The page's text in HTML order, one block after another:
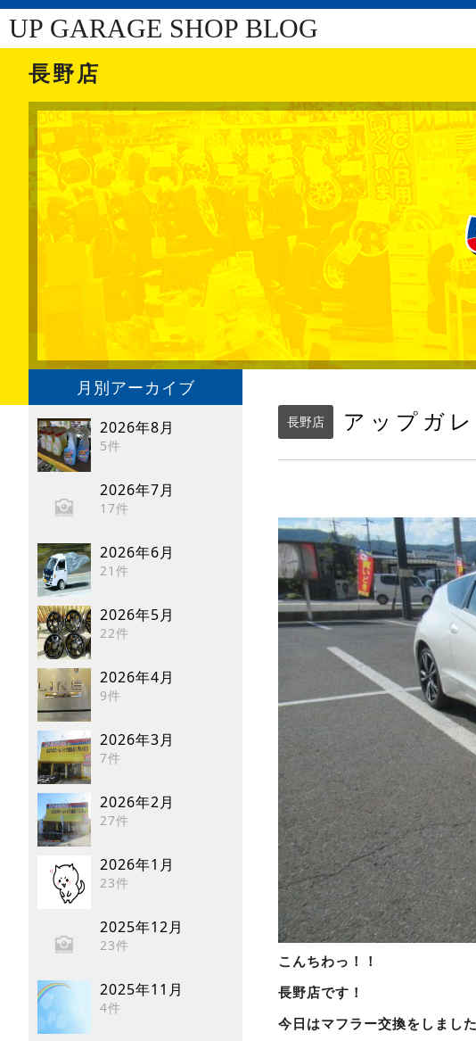
UP GARAGE SHOP BLOG
長野店
月別アーカイブ
2026年8月
5件
2026年7月
17件
2026年6月
21件
2026年5月
22件
2026年4月
9件
2026年3月
7件
2026年2月
27件
2026年1月
23件
2025年12月
23件
2025年11月
4件
長野店 アップガ
こんちわっ！！
長野店です！
今日はマフラー交換をしました